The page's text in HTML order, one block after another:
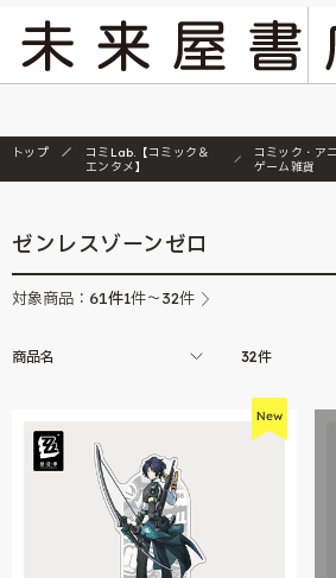
『ONE PIECE
トップ
コミLab.【コミック＆
エンタメ】
コミック・ア
ゲーム雑貨
ゼンレスゾーンゼロ
対象商品： 61件1件～32件
商品名 32件